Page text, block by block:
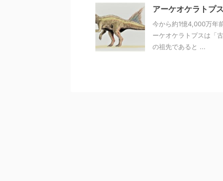
アーケオケラトプス
今から約1憶4,000万年
ーケオケラトプスは「
の祖先であると ...